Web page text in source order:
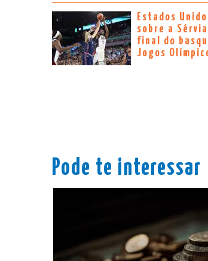
Estados
sobre a
final do
Jogos
Pode te interessar